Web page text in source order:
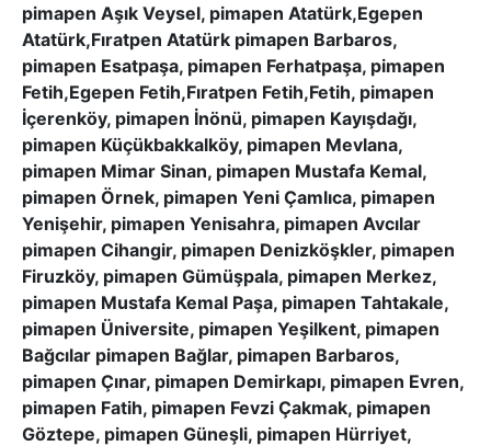
pimapen Aşık Veysel, pimapen Atatürk,Egepen
Atatürk,Fıratpen Atatürk pimapen Barbaros,
pimapen Esatpaşa, pimapen Ferhatpaşa, pimapen
Fetih,Egepen Fetih,Fıratpen Fetih,Fetih, pimapen
İçerenköy, pimapen İnönü, pimapen Kayışdağı,
pimapen Küçükbakkalköy, pimapen Mevlana,
pimapen Mimar Sinan, pimapen Mustafa Kemal,
pimapen Örnek, pimapen Yeni Çamlıca, pimapen
Yenişehir, pimapen Yenisahra, pimapen Avcılar
pimapen Cihangir, pimapen Denizköşkler, pimapen
Firuzköy, pimapen Gümüşpala, pimapen Merkez,
pimapen Mustafa Kemal Paşa, pimapen Tahtakale,
pimapen Üniversite, pimapen Yeşilkent, pimapen
Bağcılar pimapen Bağlar, pimapen Barbaros,
pimapen Çınar, pimapen Demirkapı, pimapen Evren,
pimapen Fatih, pimapen Fevzi Çakmak, pimapen
Göztepe, pimapen Güneşli, pimapen Hürriyet,